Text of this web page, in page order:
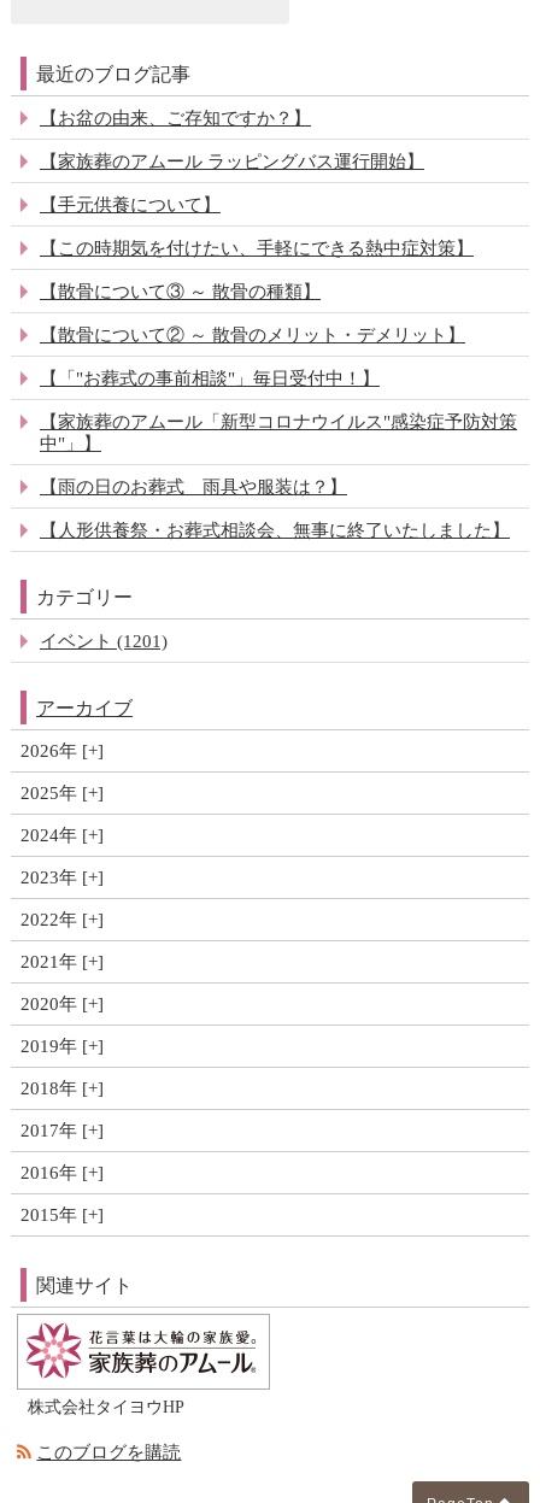
最近のブログ記事
【お盆の由来、ご存知ですか？】
【家族葬のアムール ラッピングバス運行開始】
【手元供養について】
【この時期気を付けたい、手軽にできる熱中症対策】
【散骨について③ ～ 散骨の種類】
【散骨について② ～ 散骨のメリット・デメリット】
【「"お葬式の事前相談"」毎日受付中！】
【家族葬のアムール「新型コロナウイルス"感染症予防対策
中"」】
【雨の日のお葬式 雨具や服装は？】
【人形供養祭・お葬式相談会、無事に終了いたしました】
カテゴリー
イベント (1201)
アーカイブ
2026年
2025年
2024年
2023年
2022年
2021年
2020年
2019年
2018年
2017年
2016年
2015年
関連サイト
株式会社タイヨウHP
このブログを購読